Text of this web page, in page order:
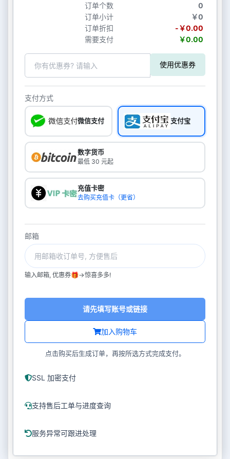
订单个数
0
订单小计
￥0
订单折扣
-￥0.00
需要支付
￥0.00
使用优惠券
支付方式
微信支付 支付宝
数字货币
最低 30 元起
充值卡密
去购买充值卡（更省）
邮箱
输入邮箱, 优惠券🎁->惊喜多多!
加入购物车
请先填写账号或链接
点击购买后生成订单，再按所选方式完成支付。
SSL 加密支付
支持售后工单与进度查询
服务异常可跟进处理